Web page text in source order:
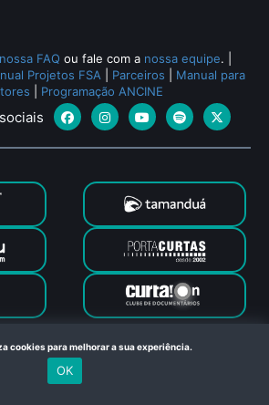
FAQ ou fale com a nossa equipe.
Projetos FSA Parceiros
Manual para
Programação ANCINE
Todos os direitos reservados. Feito com
no Rio de Janeiro
cookies para melhorar a sua experiência.
OK